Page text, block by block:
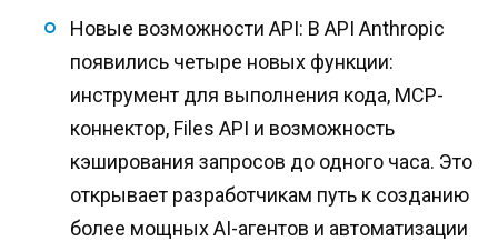
Новые возможности API: В API Anthropic
появились четыре новых функции:
инструмент для выполнения кода, MCP-
коннектор, Files API и возможность
кэширования запросов до одного часа. Это
открывает разработчикам путь к созданию
более мощных AI-агентов и автоматизации